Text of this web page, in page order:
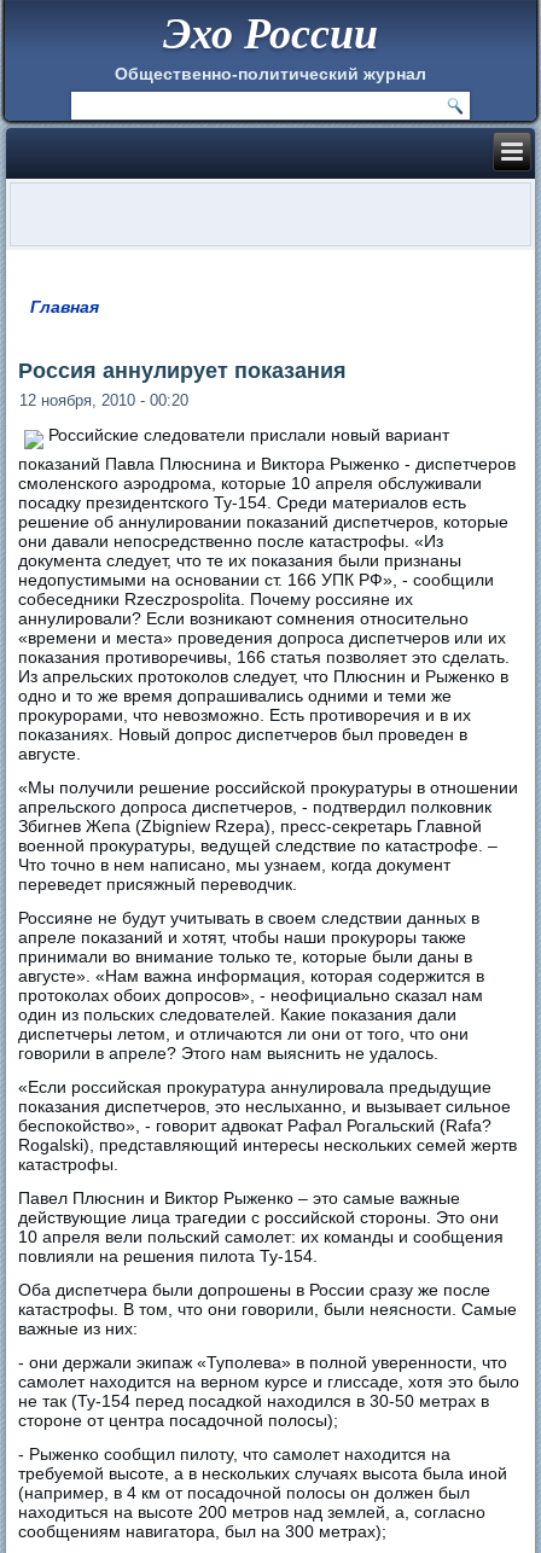
Эхо России
Общественно-политический журнал
Главная
Россия аннулирует показания
12 ноября, 2010 - 00:20
Российские следователи прислали новый вариант
показаний Павла Плюснина и Виктора Рыженко - диспетчеров
смоленского аэродрома, которые 10 апреля обслуживали
посадку президентского Ту-154. Среди материалов есть
решение об аннулировании показаний диспетчеров, которые
они давали непосредственно после катастрофы. «Из
документа следует, что те их показания были признаны
недопустимыми на основании ст. 166 УПК РФ», - сообщили
собеседники Rzeczpospolita. Почему россияне их
аннулировали? Если возникают сомнения относительно
«времени и места» проведения допроса диспетчеров или их
показания противоречивы, 166 статья позволяет это сделать.
Из апрельских протоколов следует, что Плюснин и Рыженко в
одно и то же время допрашивались одними и теми же
прокурорами, что невозможно. Есть противоречия и в их
показаниях. Новый допрос диспетчеров был проведен в
августе.
«Мы получили решение российской прокуратуры в отношении
апрельского допроса диспетчеров, - подтвердил полковник
Збигнев Жепа (Zbigniew Rzepa), пресс-секретарь Главной
военной прокуратуры, ведущей следствие по катастрофе. –
Что точно в нем написано, мы узнаем, когда документ
переведет присяжный переводчик.
Россияне не будут учитывать в своем следствии данных в
апреле показаний и хотят, чтобы наши прокуроры также
принимали во внимание только те, которые были даны в
августе». «Нам важна информация, которая содержится в
протоколах обоих допросов», - неофициально сказал нам
один из польских следователей. Какие показания дали
диспетчеры летом, и отличаются ли они от того, что они
говорили в апреле? Этого нам выяснить не удалось.
«Если российская прокуратура аннулировала предыдущие
показания диспетчеров, это неслыханно, и вызывает сильное
беспокойство», - говорит адвокат Рафал Рогальский (Rafa?
Rogalski), представляющий интересы нескольких семей жертв
катастрофы.
Павел Плюснин и Виктор Рыженко – это самые важные
действующие лица трагедии с российской стороны. Это они
10 апреля вели польский самолет: их команды и сообщения
повлияли на решения пилота Ту-154.
Оба диспетчера были допрошены в России сразу же после
катастрофы. В том, что они говорили, были неясности. Самые
важные из них:
- они держали экипаж «Туполева» в полной уверенности, что
самолет находится на верном курсе и глиссаде, хотя это было
не так (Ту-154 перед посадкой находился в 30-50 метрах в
стороне от центра посадочной полосы);
- Рыженко сообщил пилоту, что самолет находится на
требуемой высоте, а в нескольких случаях высота была иной
(например, в 4 км от посадочной полосы он должен был
находиться на высоте 200 метров над землей, а, согласно
сообщениям навигатора, был на 300 метрах);